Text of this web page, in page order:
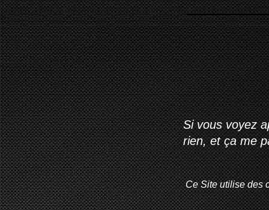
Si vous voyez
rien, et ça me
Ce Site utilise des